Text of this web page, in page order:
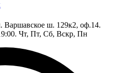
Варшавское ш. 129к2, оф.14.
Чт, Пт, Сб, Вскр, Пн